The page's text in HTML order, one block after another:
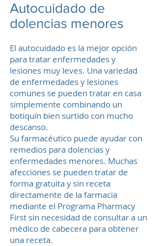
Autocuidado de
dolencias menores
El autocuidado es la mejor opción
para tratar enfermedades y
lesiones muy leves. Una variedad
de enfermedades y lesiones
comunes se pueden tratar en casa
simplemente combinando un
botiquín bien surtido con mucho
descanso.
Su farmacéutico puede ayudar con
remedios para dolencias y
enfermedades menores. Muchas
afecciones se pueden tratar de
forma gratuita y sin receta
directamente de la farmacia
mediante el Programa Pharmacy
First sin necesidad de consultar a un
médico de cabecera para obtener
una receta.